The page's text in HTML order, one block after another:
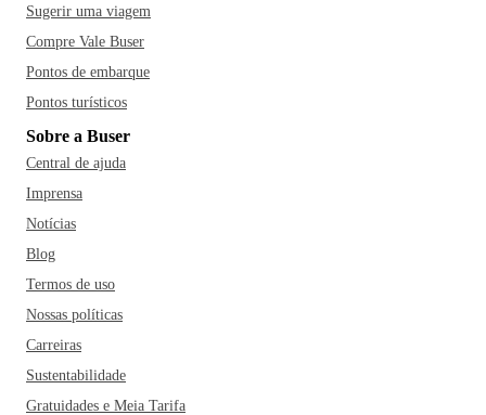
Sugerir uma viagem
Compre Vale Buser
Pontos de embarque
Pontos turísticos
Sobre a Buser
Central de ajuda
Imprensa
Notícias
Blog
Termos de uso
Nossas políticas
Carreiras
Sustentabilidade
Gratuidades e Meia Tarifa